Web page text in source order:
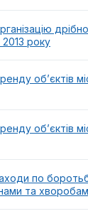
року
об’єктів
об’єктів
по
та